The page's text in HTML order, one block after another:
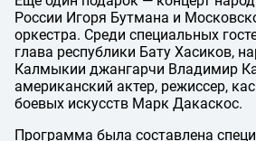
России Игоря Бутмана и
оркестра. Среди специальных
глава республики Бату Хасиков,
Калмыкии джангарчи Владимир
американский актер, режиссер,
боевых искусств Марк Дакаскос.
Программа была составлена